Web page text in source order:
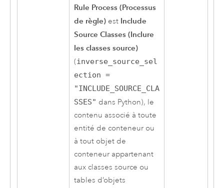
Rule Process (Processus
de règle)est Include
Source Classes (Inclure
les classes source)
(inverse_source_sel
ection =
"INCLUDE_SOURCE_CLA
SSES" dans Python), le
contenu associé à toute
entité de conteneur ou
à tout objet de
conteneur appartenant
aux classes source ou
tables d’objets